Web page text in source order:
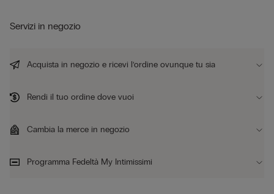
Servizi in negozio
Acquista in negozio e ricevi l’ordine ovunque tu sia
Rendi il tuo ordine dove vuoi
Cambia la merce in negozio
Programma Fedeltà My Intimissimi